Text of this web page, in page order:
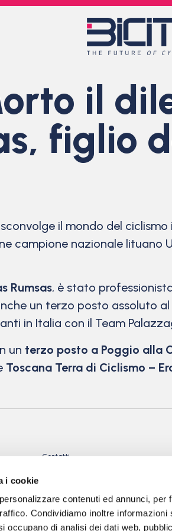
i cookie
contenuti ed annunci, per
Condividiamo inoltre
occupano di analisi dei dati web,
il
figlio
il mondo del
campione nazionale
Rumsas, è stato
un terzo posto assoluto
in Italia con il Team
un terzo posto a Poggio alla
Toscana Terra di Ciclismo –
Contatti